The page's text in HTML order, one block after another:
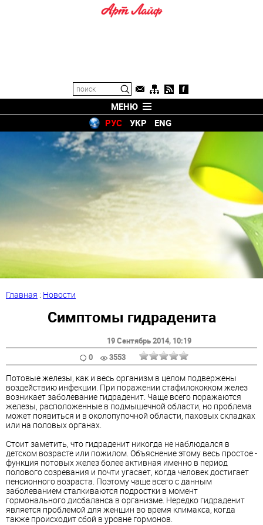
МЕНЮ
РУС
УКР ENG
Главная : Новости
Симптомы гидраденита
19 Сентябрь 2014, 10:19
0
3553
Потовые железы, как и весь организм в целом подвержены
воздействию инфекции. При поражении стафилококком желез
возникает заболевание гидраденит. Чаще всего поражаются
железы, расположенные в подмышечной области, но проблема
может появиться и в околопупочной области, паховых складках
или на половых органах.
Стоит заметить, что гидраденит никогда не наблюдался в
детском возрасте или пожилом. Объяснение этому весь простое -
функция потовых желез более активная именно в период
полового созревания и почти угасает, когда человек достигает
пенсионного возраста. Поэтому чаще всего с данным
заболеванием сталкиваются подростки в момент
гормонального дисбаланса в организме. Нередко гидраденит
является проблемой для женщин во время климакса, когда
также происходит сбой в уровне гормонов.